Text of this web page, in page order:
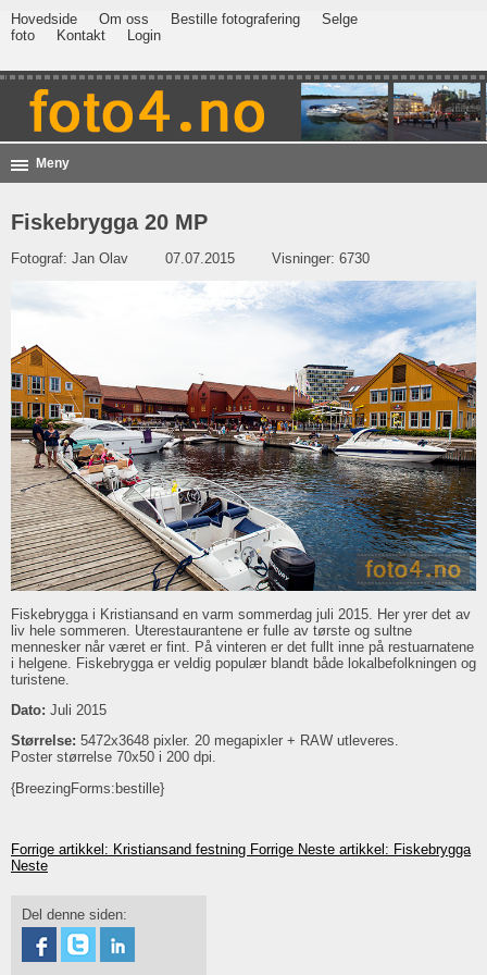
Hovedside Om oss Bestille fotografering
Selge
foto
Kontakt Login
Meny
Fiskebrygga 20 MP
Fotograf: Jan Olav 07.07.2015 Visninger: 6730
Fiskebrygga i Kristiansand en varm sommerdag juli 2015. Her yrer det av
liv hele sommeren. Uterestaurantene er fulle av tørste og sultne
mennesker når været er fint. På vinteren er det fullt inne på restuarnatene
i helgene. Fiskebrygga er veldig populær blandt både lokalbefolkningen og
turistene.
Dato: Juli 2015
Størrelse: 5472x3648 pixler. 20 megapixler + RAW utleveres.
Poster størrelse 70x50 i 200 dpi.
{BreezingForms:bestille}
Forrige artikkel: Kristiansand festning Forrige Neste artikkel: Fiskebrygga
Neste
Del denne siden: